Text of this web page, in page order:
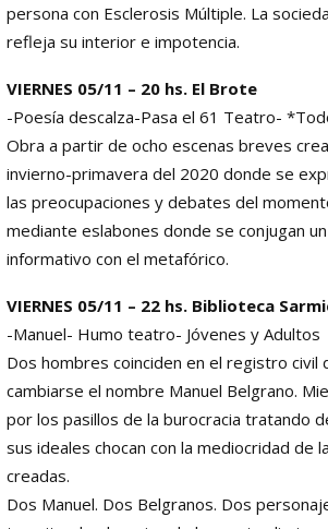
persona con Esclerosis Múltiple. La
refleja su interior e impotencia.
VIERNES 05/11 – 20 hs. El Brote
-Poesía descalza-Pasa el 61 Teatro-
Obra a partir de ocho escenas breves
invierno-primavera del 2020 donde se
las preocupaciones y debates del
mediante eslabones donde se conjugan
informativo con el metafórico.
VIERNES 05/11 – 22 hs. Biblioteca
-Manuel- Humo teatro- Jóvenes y Adultos
Dos hombres coinciden en el registro civil
cambiarse el nombre Manuel Belgrano.
por los pasillos de la burocracia tratando
sus ideales chocan con la mediocridad de
creadas.
Dos Manuel. Dos Belgranos. Dos